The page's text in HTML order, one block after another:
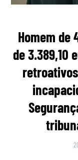
Homem de
de 3.389,10